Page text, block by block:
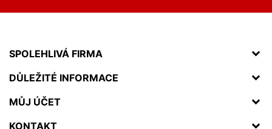
SPOLEHLIVÁ FIRMA
DŮLEŽITÉ INFORMACE
MŮJ ÚČET
KONTAKT